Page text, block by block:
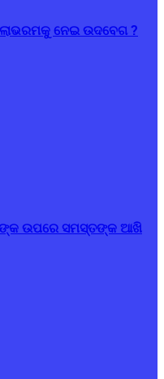
ନେଇ ଉଦବେଗ ?
ଉପରେ ସମସ୍ତଙ୍କ ଆଖି